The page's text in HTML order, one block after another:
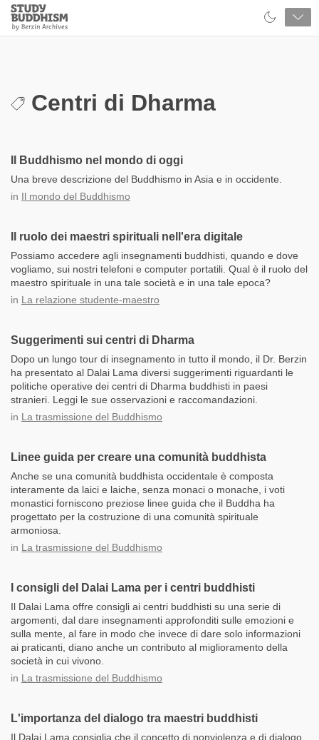
Close
Study
Buddhism
Centri di Dharma
Il Buddhismo nel mondo di oggi
Una breve descrizione del Buddhismo in Asia e in occidente.
in Il mondo del Buddhismo
Il ruolo dei maestri spirituali nell'era digitale
Possiamo accedere agli insegnamenti buddhisti, quando e dove
vogliamo, sui nostri telefoni e computer portatili. Qual è il ruolo del
maestro spirituale in una tale società e in una tale epoca?
in La relazione studente-maestro
Suggerimenti sui centri di Dharma
Dopo un lungo tour di insegnamento in tutto il mondo, il Dr. Berzin
ha presentato al Dalai Lama diversi suggerimenti riguardanti le
politiche operative dei centri di Dharma buddhisti in paesi
stranieri. Leggi le sue osservazioni e raccomandazioni.
in La trasmissione del Buddhismo
Linee guida per creare una comunità buddhista
Anche se una comunità buddhista occidentale è composta
interamente da laici e laiche, senza monaci o monache, i voti
monastici forniscono preziose linee guida che il Buddha ha
progettato per la costruzione di una comunità spirituale
armoniosa.
in La trasmissione del Buddhismo
I consigli del Dalai Lama per i centri buddhisti
Il Dalai Lama offre consigli ai centri buddhisti su una serie di
argomenti, dal dare insegnamenti approfonditi sulle emozioni e
sulla mente, al fare in modo che invece di dare solo informazioni
ai praticanti, diano anche un contributo al miglioramento della
società in cui vivono.
in La trasmissione del Buddhismo
L'importanza del dialogo tra maestri buddhisti
Il Dalai Lama consiglia che il concetto di nonviolenza e di dialogo